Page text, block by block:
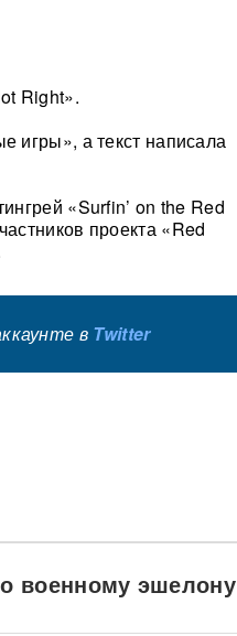
Right».
игры», а текст написала
«Surfin’ on the Red
проекта «Red
в Twitter
военному эшелону